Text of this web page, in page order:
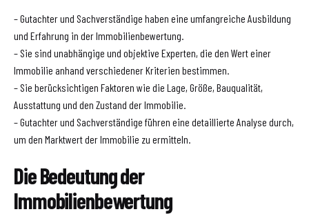
– Gutachter und Sachverständige haben eine umfangreiche Ausbildung
und Erfahrung in der Immobilienbewertung.
– Sie sind unabhängige und objektive Experten, die den Wert einer
Immobilie anhand verschiedener Kriterien bestimmen.
– Sie berücksichtigen Faktoren wie die Lage, Größe, Bauqualität,
Ausstattung und den Zustand der Immobilie.
– Gutachter und Sachverständige führen eine detaillierte Analyse durch,
um den Marktwert der Immobilie zu ermitteln.
Die Bedeutung der
Immobilienbewertung